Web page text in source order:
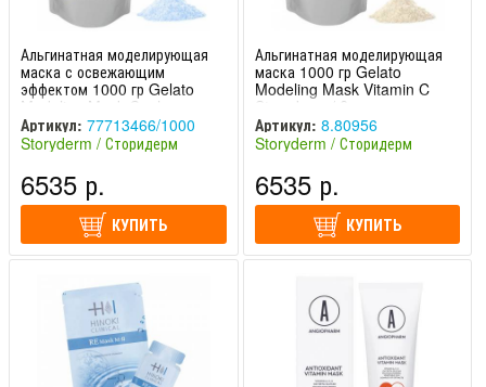
Альгинатная моделирующая
маска с освежающим
эффектом 1000 гр Gelato
Modeling Mask Cool
Storyderm / Сторидерм
Артикул: 77713466/1000
Storyderm / Сторидерм
6535 р.
КУПИТЬ
Альгинатная моделирующая
маска 1000 гр Gelato
Modeling Mask Vitamin C
Storyderm / Сторидерм
Артикул: 8.80956
Storyderm / Сторидерм
6535 р.
КУПИТЬ